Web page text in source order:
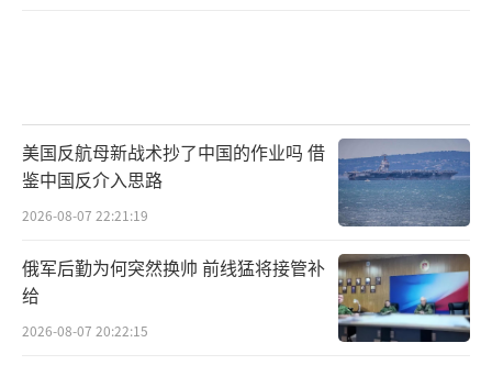
美国反航母新战术抄了中国的作业吗 借
鉴中国反介入思路
2026-08-07 22:21:19
俄军后勤为何突然换帅 前线猛将接管补
给
2026-08-07 20:22:15